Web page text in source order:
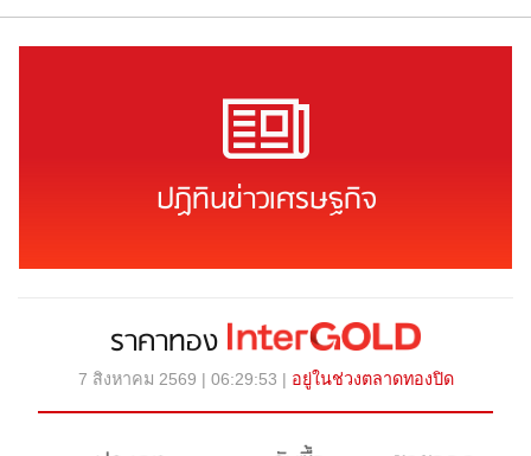
ปฏิทินข่าวเศรษฐกิจ
ราคาทอง
7 สิงหาคม 2569 | 06:29:53 | อยู่ในช่วงตลาดทองปิด